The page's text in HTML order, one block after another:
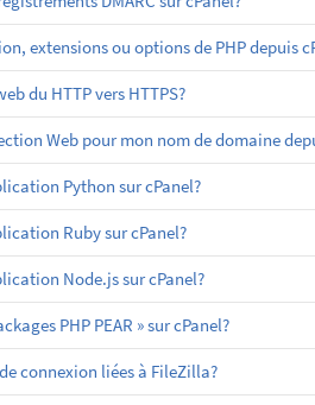
extensions ou options de PHP depuis
du HTTP vers HTTPS?
Web pour mon nom de domaine
Python sur cPanel?
Ruby sur cPanel?
Node.js sur cPanel?
PHP PEAR » sur cPanel?
connexion liées à FileZilla?